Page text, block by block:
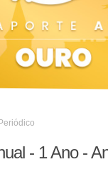
- 1 Ano -